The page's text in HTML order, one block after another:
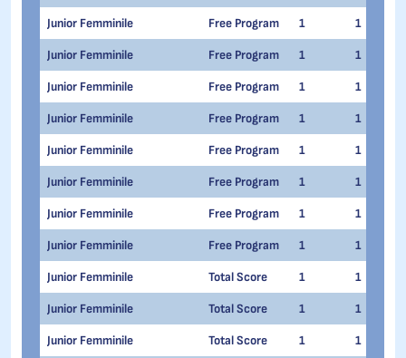
Junior Femminile Free Program 1 1
Junior Femminile Free Program 1 1
Junior Femminile Free Program 1 1
Junior Femminile Free Program 1 1
Junior Femminile Free Program 1 1
Junior Femminile Free Program 1 1
Junior Femminile Free Program 1 1
Junior Femminile Free Program 1 1
Junior Femminile Total Score 1 1
Junior Femminile Total Score 1 1
Junior Femminile Total Score 1 1